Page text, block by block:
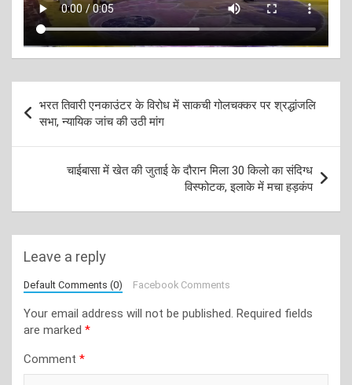
navigation
भरत तिवारी एनकाउंटर के विरोध में साकची गोलचक्कर पर श्रद्धांजलि
सभा, न्यायिक जांच की उठी मांग
चाईबासा में खेत की जुताई के दौरान मिला 30 किलो का संदिग्ध
विस्फोटक, इलाके में मचा हड़कंप
Leave a reply
Default Comments (0) Facebook Comments
Your email address will not be published. Required fields
are marked *
Comment *